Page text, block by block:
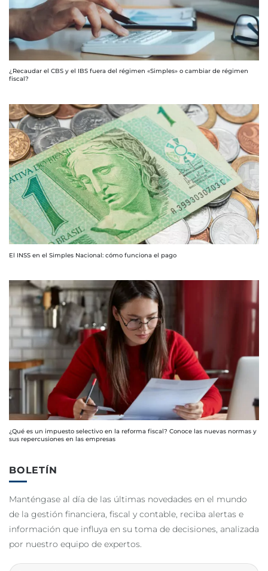
¿Recaudar el CBS y el IBS fuera del régimen «Simples» o cambiar de régimen
fiscal?
El INSS en el Simples Nacional: cómo funciona el pago
¿Qué es un impuesto selectivo en la reforma fiscal? Conoce las nuevas normas y
sus repercusiones en las empresas
BOLETÍN
Manténgase al día de las últimas novedades en el mundo
de la gestión financiera, fiscal y contable, reciba alertas e
información que influya en su toma de decisiones, analizada
por nuestro equipo de expertos.